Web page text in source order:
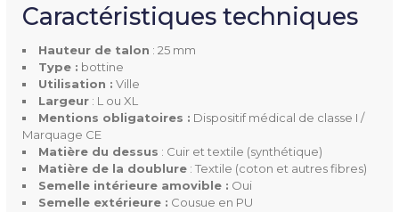
Caractéristiques techniques
Hauteur de talon : 25 mm
Type : bottine
Utilisation : Ville
Largeur: L ou XL
Mentions obligatoires : Dispositif médical de classe I /
Marquage CE
Matière du dessus : Cuir et textile (synthétique)
Matière de la doublure: Textile (coton et autres fibres)
Semelle intérieure amovible : Oui
Semelle extérieure : Cousue en PU
Orteils en marteau
Taille
Largeur
L
XL